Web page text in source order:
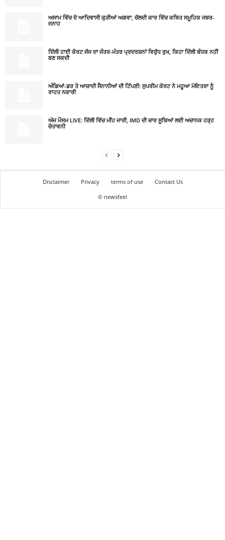
ਅਸਾਮ ਵਿੱਚ ਦੋ ਆਦਿਵਾਸੀ ਕੁੜੀਆਂ ਅਗਵਾ, ਚੱਲਦੀ ਕਾਰ ਵਿੱਚ ਕਥਿਤ ਸਮੂਹਿਕ ਜਬਰ-
ਜਨਾਹ
ਦਿੱਲੀ ਹਾਈ ਕੋਰਟ ਜੱਜ ਦਾ ਜੰਤਰ-ਮੰਤਰ ਪ੍ਰਦਰਸ਼ਨਾਂ ਵਿਰੁੱਧ ਰੁਖ, ਕਿਹਾ ਦਿੱਲੀ ਬੰਧਕ ਨਹੀਂ
ਬਣ ਸਕਦੀ
ਅੰਡਿਆਂ-ਡਰ ਤੇ ਆਜ਼ਾਦੀ ਸੈਨਾਨੀਆਂ ਦੀ ਟਿੱਪਣੀ: ਸੁਪਰੀਮ ਕੋਰਟ ਨੇ ਮਹੂਆ ਮੋਇਤਰਾ ਨੂੰ
ਰਾਹਤ ਨਕਾਰੀ
ਅੱਜ ਮੌਸਮ LIVE: ਦਿੱਲੀ ਵਿੱਚ ਮੀਂਹ ਜਾਰੀ, IMD ਦੀ ਚਾਰ ਸੂਬਿਆਂ ਲਈ ਅਚਾਨਕ ਹੜ੍ਹ
ਚੇਤਾਵਨੀ
Disclaimer Privacy terms of use
Contact Us
© newsfeel